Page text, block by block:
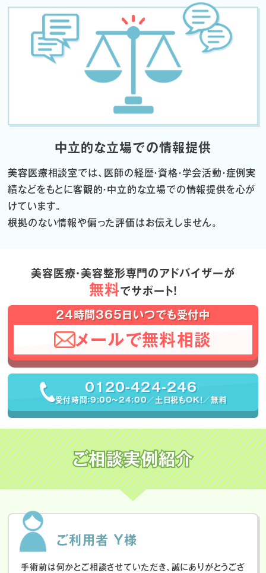
中立的な立場での情報提供
美容医療相談室では、医師の経歴・資格・学会活動・症例実
績などをもとに客観的・中立的な立場での情報提供を心が
けています。
根拠のない情報や偏った評価はお伝えしません。
美容医療・美容整形専門のアドバイザーが
無料でサポート！
24時間365日いつでも受付中
メールで無料相談
0120-424-246
受付時間：9:00〜24:00／土日祝もOK！／無料
ご相談実例紹介
ご利用者 Y様
手術前は何かとご相談させていただき、誠にありがとうござ